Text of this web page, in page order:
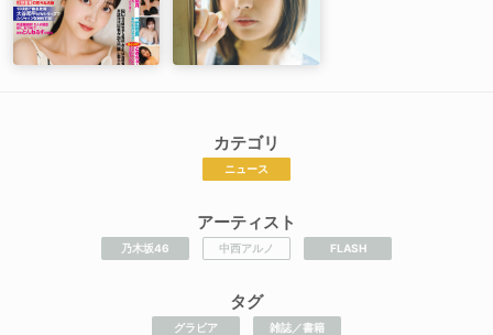
カテゴリ
ニュース
アーティスト
乃木坂46 中西アルノ FLASH
タグ
グラビア 雑誌／書籍